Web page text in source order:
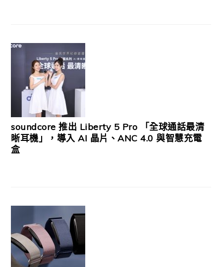
soundcore 推出 Liberty 5 Pro 「全球通話最清
晰耳機」，導入 AI 晶片、ANC 4.0 與智慧充電
盒